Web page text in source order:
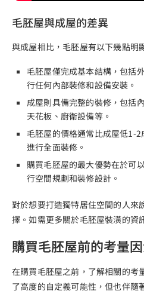
毛胚屋與成屋的差異
與成屋相比，毛胚屋有以下幾點明
毛胚屋僅完成基本結構，包括
行任何內部裝修和設備安裝。
成屋則具備完整的裝修，包括
天花板、廚衛設備等。
毛胚屋的價格通常比成屋低1-
進行全面裝修。
購買毛胚屋的最大優勢在於可
行空間規劃和裝修設計。
對於想要打造獨特居住空間的人來
擇。如需更多關於毛胚屋裝潢的資
購買毛胚屋前的考量
在購買毛胚屋之前，了解相關的考
了高度的自定義可能性，但也伴隨